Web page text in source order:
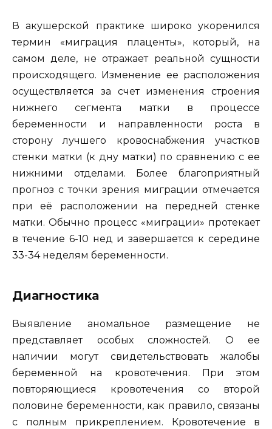
В акушерской практике широко укоренился
термин «миграция плаценты», который, на
самом деле, не отражает реальной сущности
происходящего. Изменение ее расположения
осуществляется за счет изменения строения
нижнего сегмента матки в процессе
беременности и направленности роста в
сторону лучшего кровоснабжения участков
стенки матки (к дну матки) по сравнению с ее
нижними отделами. Более благоприятный
прогноз с точки зрения миграции отмечается
при её расположении на передней стенке
матки. Обычно процесс «миграции» протекает
в течение 6-10 нед и завершается к середине
33-34 неделям беременности.
Диагностика
Выявление аномальное размещение не
представляет особых сложностей. О ее
наличии могут свидетельствовать жалобы
беременной на кровотечения. При этом
повторяющиеся кровотечения со второй
половине беременности, как правило, связаны
с полным прикреплением. Кровотечение в